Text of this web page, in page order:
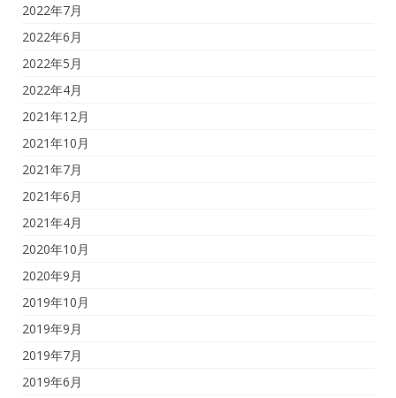
2022年7月
2022年6月
2022年5月
2022年4月
2021年12月
2021年10月
2021年7月
2021年6月
2021年4月
2020年10月
2020年9月
2019年10月
2019年9月
2019年7月
2019年6月